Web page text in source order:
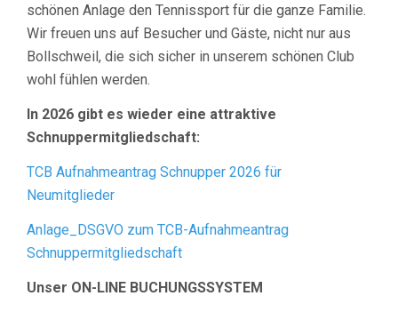
schönen Anlage den Tennissport für die ganze Familie.
Wir freuen uns auf Besucher und Gäste, nicht nur aus
Bollschweil, die sich sicher in unserem schönen Club
wohl fühlen werden.
In 2026 gibt es wieder eine attraktive
Schnuppermitgliedschaft:
TCB Aufnahmeantrag Schnupper 2026 für
Neumitglieder
Anlage_DSGVO zum TCB-Aufnahmeantrag
Schnuppermitgliedschaft
Unser ON-LINE BUCHUNGSSYSTEM